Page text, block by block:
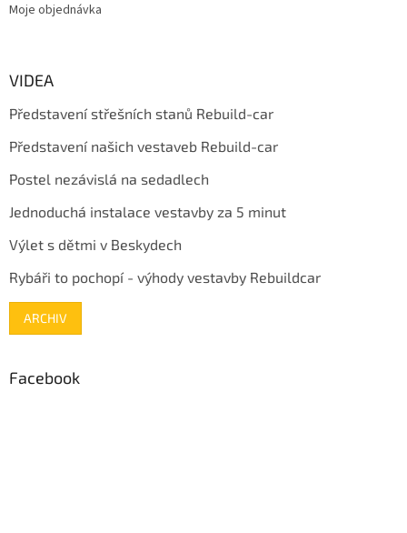
Moje objednávka
VIDEA
Představení střešních stanů Rebuild-car
Představení našich vestaveb Rebuild-car
Postel nezávislá na sedadlech
Jednoduchá instalace vestavby za 5 minut
Výlet s dětmi v Beskydech
Rybáři to pochopí - výhody vestavby Rebuildcar
ARCHIV
Facebook